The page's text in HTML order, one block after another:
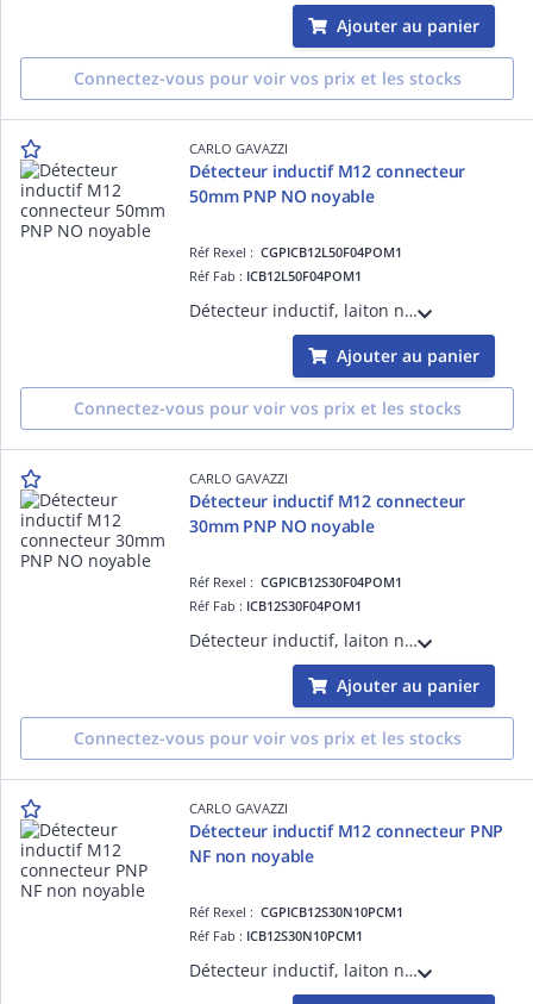
Ajouter au panier
Connectez-vous pour voir vos prix et les stocks
CARLO GAVAZZI
Détecteur inductif M12 connecteur
50mm PNP NO noyable
Réf Rexel :CGPICB12L50F04POM1
Réf Fab : ICB12L50F04POM1
Détecteur inductif, laiton nickelé M12, connecteur M12, Sn 4mm, montage encastré, corps long, sortie PNP NO, Alimentation 10-36Vcc, courant de sortie max 200mA, fréquence commutation max 2kHz, température -25°C-+70°C IP67
Ajouter au panier
Connectez-vous pour voir vos prix et les stocks
CARLO GAVAZZI
Détecteur inductif M12 connecteur
30mm PNP NO noyable
Réf Rexel :CGPICB12S30F04POM1
Réf Fab : ICB12S30F04POM1
Détecteur inductif, laiton nickelé M12, connecteur M12, Sn 4mm, montage encastré, corps court, sortie PNP NO, Alimentation 10-36Vcc, courant de sortie max 200mA, fréquence commutation max 2kHz, température -25°C-+70°C IP67
Ajouter au panier
Connectez-vous pour voir vos prix et les stocks
CARLO GAVAZZI
Détecteur inductif M12 connecteur PNP
NF non noyable
Réf Rexel :CGPICB12S30N10PCM1
Réf Fab : ICB12S30N10PCM1
Détecteur inductif, laiton nickelé M12, connecteur M12, Sn 10mm, montage non encastré, corps court, sortie PNP NC, Alimentation 10-36Vcc, courant de sortie max 200mA, fréquence commutation max 2kHz, température -25°C-+70°C IP67